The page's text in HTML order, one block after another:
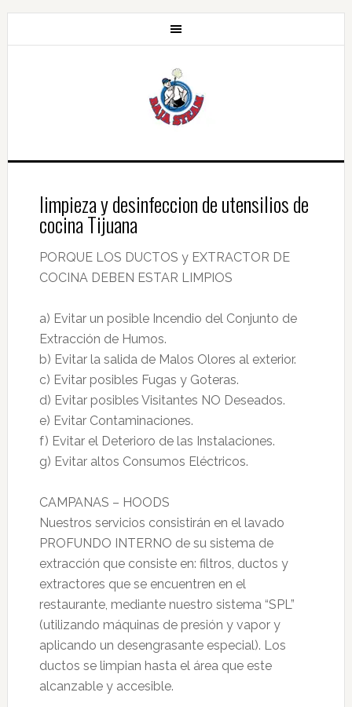
limpieza y desinfeccion de utensilios de
cocina Tijuana
PORQUE LOS DUCTOS y EXTRACTOR DE
COCINA DEBEN ESTAR LIMPIOS
a) Evitar un posible Incendio del Conjunto de
Extracción de Humos.
b) Evitar la salida de Malos Olores al exterior.
c) Evitar posibles Fugas y Goteras.
d) Evitar posibles Visitantes NO Deseados.
e) Evitar Contaminaciones.
f) Evitar el Deterioro de las Instalaciones.
g) Evitar altos Consumos Eléctricos.
CAMPANAS – HOODS
Nuestros servicios consistirán en el lavado
PROFUNDO INTERNO de su sistema de
extracción que consiste en: filtros, ductos y
extractores que se encuentren en el
restaurante, mediante nuestro sistema “SPL”
(utilizando máquinas de presión y vapor y
aplicando un desengrasante especial). Los
ductos se limpian hasta el área que este
alcanzable y accesible.